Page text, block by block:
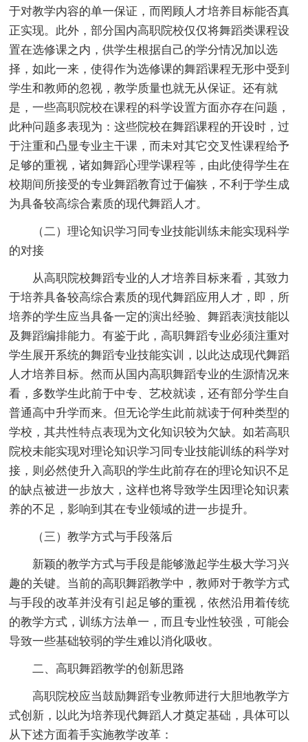
于对教学内容的单一保证，而罔顾人才培养目标能否真
正实现。此外，部分国内高职院校仅仅将舞蹈类课程设
置在选修课之内，供学生根据自己的学分情况加以选
择，如此一来，使得作为选修课的舞蹈课程无形中受到
学生和教师的忽视，教学质量也就无从保证。还有就
是，一些高职院校在课程的科学设置方面亦存在问题，
此种问题多表现为：这些院校在舞蹈课程的开设时，过
于注重和凸显专业主干课，而未对其它交叉性课程给予
足够的重视，诸如舞蹈心理学课程等，由此使得学生在
校期间所接受的专业舞蹈教育过于偏狭，不利于学生成
为具备较高综合素质的现代舞蹈人才。
（二）理论知识学习同专业技能训练未能实现科学
的对接
从高职院校舞蹈专业的人才培养目标来看，其致力
于培养具备较高综合素质的现代舞蹈应用人才，即，所
培养的学生应当具备一定的演出经验、舞蹈表演技能以
及舞蹈编排能力。有鉴于此，高职舞蹈专业必须注重对
学生展开系统的舞蹈专业技能实训，以此达成现代舞蹈
人才培养目标。然而从国内高职舞蹈专业的生源情况来
看，多数学生此前于中专、艺校就读，还有部分学生自
普通高中升学而来。但无论学生此前就读于何种类型的
学校，其共性特点表现为文化知识较为欠缺。如若高职
院校未能实现对理论知识学习同专业技能训练的科学对
接，则必然使升入高职的学生此前存在的理论知识不足
的缺点被进一步放大，这样也将导致学生因理论知识素
养的不足，影响到其在专业领域的进一步提升。
（三）教学方式与手段落后
新颖的教学方式与手段是能够激起学生极大学习兴
趣的关键。当前的高职舞蹈教学中，教师对于教学方式
与手段的改革并没有引起足够的重视，依然沿用着传统
的教学方式，训练方法单一，而且专业性较强，可能会
导致一些基础较弱的学生难以消化吸收。
二、高职舞蹈教学的创新思路
高职院校应当鼓励舞蹈专业教师进行大胆地教学方
式创新，以此为培养现代舞蹈人才奠定基础，具体可以
从下述方面着手实施教学改革：